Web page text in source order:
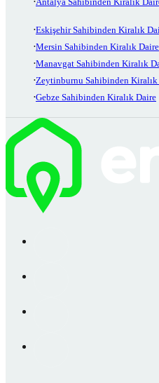
Eskişehir Sahibinden Kiralık
Mersin Sahibinden Kiralık Daire
Manavgat Sahibinden Kiralık
Zeytinburnu Sahibinden Kiralık
Gebze Sahibinden Kiralık Daire